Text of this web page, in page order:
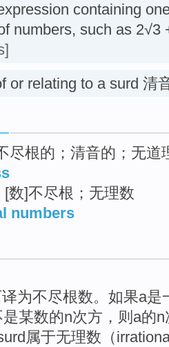
containing
numbers, such as 2√3
or relating to a surd 清
尽根的；清音的；无道
[数]不尽根；无理数
numbers
为不尽根数。如果a
是某数的n次方，则a的
属于无理数（